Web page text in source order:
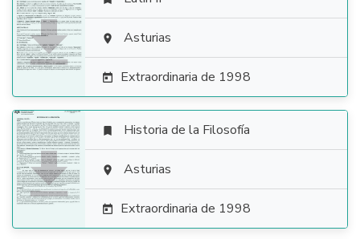
  Asturias
 Extraordinaria de 1998

 Historia de la Filosofía
 Asturias
 Extraordinaria de 1998